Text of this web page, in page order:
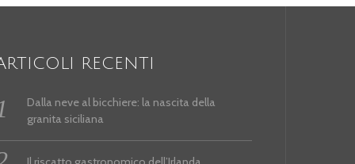
RECENTI
Dalla neve al bicchiere: la nascita della
granita siciliana